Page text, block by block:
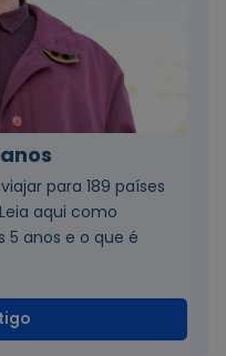
para 189 países
aqui como
5 anos e o que é